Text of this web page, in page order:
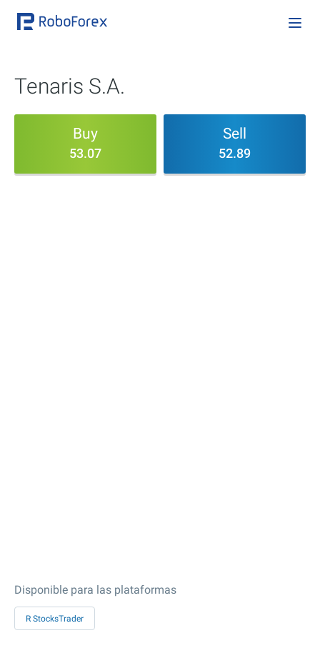
Tenaris S.A.
Buy
53.07
Sell
52.89
Disponible para las plataformas
R StocksTrader